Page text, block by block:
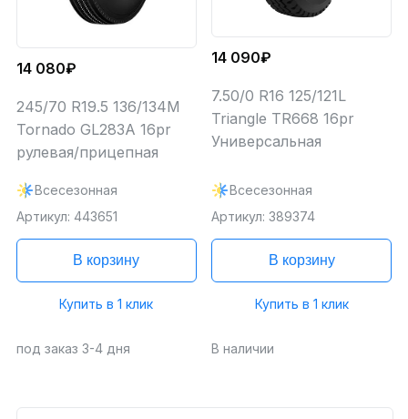
14 080₽
245/70 R19.5 136/134M
Tornado GL283A 16pr
рулевая/прицепная
Всесезонная
Артикул: 443651
В корзину
Купить в 1 клик
под заказ 3-4 дня
14 090₽
7.50/0 R16 125/121L
Triangle TR668 16pr
Универсальная
Всесезонная
Артикул: 389374
В корзину
Купить в 1 клик
В наличии